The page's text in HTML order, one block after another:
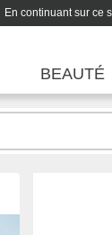
En continuant sur ce
BEAUTÉ